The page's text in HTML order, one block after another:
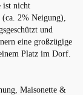
ist nicht
2% Neigung),
und
eine großzügige
Platz im Dorf.
Maisonette &